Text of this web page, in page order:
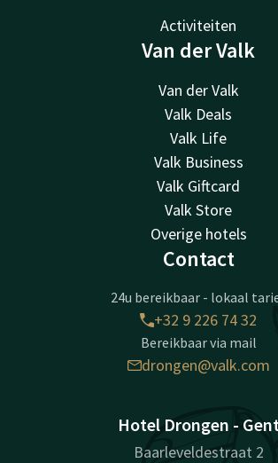
Activiteiten
Van der Valk
Van der Valk
Valk Deals
Valk Life
Valk Business
Valk Giftcard
Valk Store
Overige hotels
Contact
24u bereikbaar - lokaal
+32 9 226 74 32
Bereikbaar via mail
drongen@valk.com
Hotel Drongen -
Baarleveldestraat 2